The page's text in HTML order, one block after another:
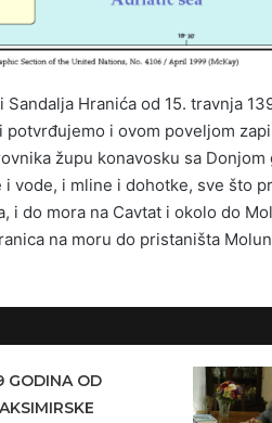
Hranića od 15. travnja
potvrđujemo i ovom poveljom
župu konavosku sa
i vode, i mline i dohotke, sve što
i do mora na Cavtat i okolo do
na moru do pristaništa
GODINA OD